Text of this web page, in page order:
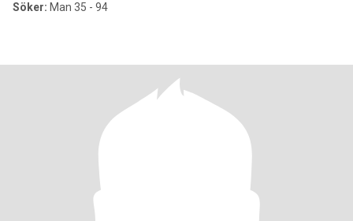
Söker: Man 35 - 94